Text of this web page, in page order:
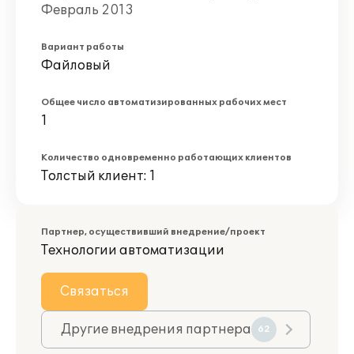
Февраль 2013
Вариант работы
Файловый
Общее число автоматизированных рабочих мест
1
Количество одновременно работающих клиентов
Толстый клиент: 1
Партнер, осуществивший внедрение/проект
Технологии автоматизации
Связаться
Другие внедрения партнера 62